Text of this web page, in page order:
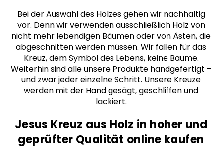
Bei der Auswahl des Holzes gehen wir nachhaltig
vor. Denn wir verwenden ausschließlich Holz von
nicht mehr lebendigen Bäumen oder von Ästen, die
abgeschnitten werden müssen. Wir fällen für das
Kreuz, dem Symbol des Lebens, keine Bäume.
Weiterhin sind alle unsere Produkte handgefertigt –
und zwar jeder einzelne Schritt. Unsere Kreuze
werden mit der Hand gesägt, geschliffen und
lackiert.
Jesus Kreuz aus Holz in hoher und
geprüfter Qualität online kaufen